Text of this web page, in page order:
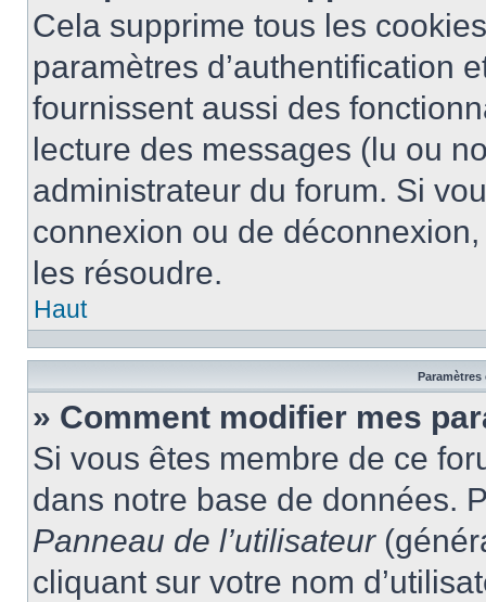
Cela supprime tous les
paramètres d’authentification
fournissent aussi des
lecture des messages (lu ou
administrateur du forum. Si
connexion ou de
les résoudre.
Haut
Paramètres
» Comment modifier mes
Si vous êtes membre de ce
dans notre base de données.
Panneau de l’utilisateur
cliquant sur votre nom